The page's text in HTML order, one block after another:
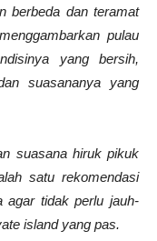
berbeda dan teramat
pulau
yang bersih,
suasananya yang
suasana hiruk pikuk
satu rekomendasi
agar tidak perlu jauh-
island yang pas.